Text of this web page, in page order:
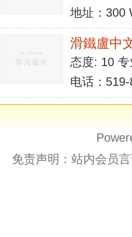
地址：300
滑鐵盧中
态度: 10
电话：
免责声明：站内会员